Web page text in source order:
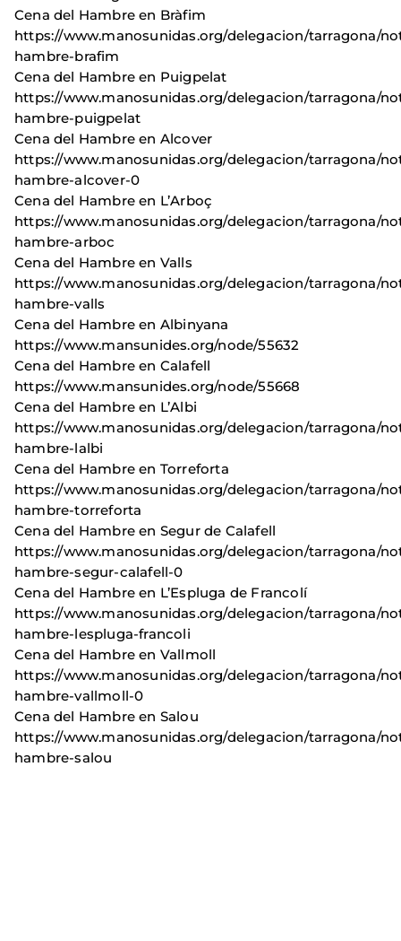
Cena del Hambre en Bràfim
https://www.manosunidas.org/delegacion/tarragona/
hambre-brafim
Cena del Hambre en Puigpelat
https://www.manosunidas.org/delegacion/tarragona/
hambre-puigpelat
Cena del Hambre en Alcover
https://www.manosunidas.org/delegacion/tarragona/
hambre-alcover-0
Cena del Hambre en L’Arboç
https://www.manosunidas.org/delegacion/tarragona/
hambre-arboc
Cena del Hambre en Valls
https://www.manosunidas.org/delegacion/tarragona/
hambre-valls
Cena del Hambre en Albinyana
https://www.mansunides.org/node/55632
Cena del Hambre en Calafell
https://www.mansunides.org/node/55668
Cena del Hambre en L’Albi
https://www.manosunidas.org/delegacion/tarragona/
hambre-lalbi
Cena del Hambre en Torreforta
https://www.manosunidas.org/delegacion/tarragona/
hambre-torreforta
Cena del Hambre en Segur de Calafell
https://www.manosunidas.org/delegacion/tarragona/
hambre-segur-calafell-0
Cena del Hambre en L’Espluga de Francolí
https://www.manosunidas.org/delegacion/tarragona/
hambre-lespluga-francoli
Cena del Hambre en Vallmoll
https://www.manosunidas.org/delegacion/tarragona/
hambre-vallmoll-0
Cena del Hambre en Salou
https://www.manosunidas.org/delegacion/tarragona/
hambre-salou